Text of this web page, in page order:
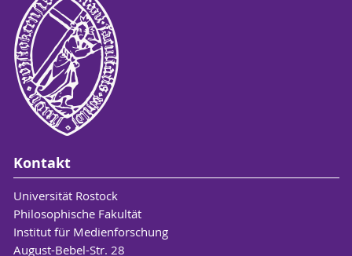
Kontakt
Universität Rostock
Philosophische Fakultät
Institut für Medienforschung
August-Bebel-Str. 28